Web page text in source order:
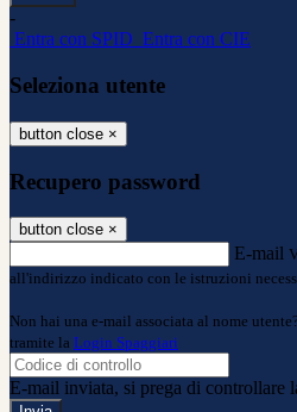
-
Entra con SPID Entra con CIE
Seleziona utente
button close ×
Recupero password
button close ×
E-mail
all'indirizzo indicato con le istruzioni
Non hai una e-mail associata al nome
tramite la Login Spaggiari
E-mail inviata, si prega di controllare